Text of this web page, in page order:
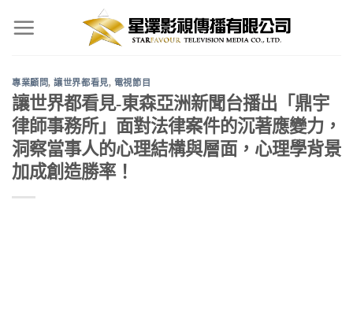
專業顧問,讓世界都看見, 電視節目
讓世界都看見-東森亞洲新聞台播出「鼎宇
律師事務所」面對法律案件的沉著應變力，
洞察當事人的心理結構與層面，心理學背景
加成創造勝率！